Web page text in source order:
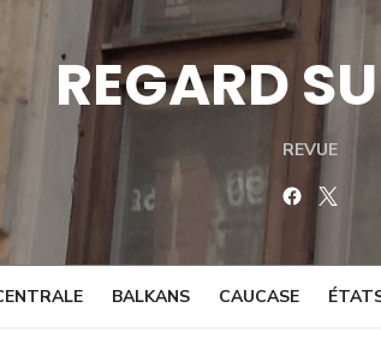
REGARD
REVUE
Facebook
BALKANS CAUCASE